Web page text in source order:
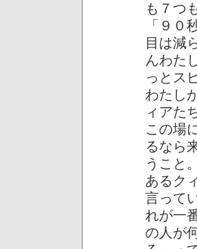
も７つ
「９０
目は減
んわた
っとス
わたし
ィアた
この場
るなら
うこと
あるク
言って
れが一
の人が